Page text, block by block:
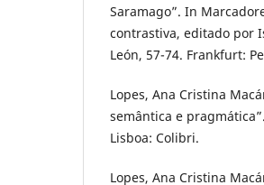
Saramago”. In
contrastiva, editado por
León, 57-74. Frankfurt:
Lopes, Ana Cristina
semântica e
Lisboa: Colibri.
Lopes, Ana Cristina